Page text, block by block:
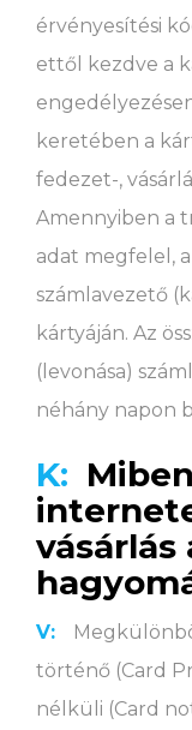
érvényesítési
ettől kezdve a
keretében a
fedezet-,
Amennyiben a
adat megfelel,
számlavezető
kártyáján. Az
(levonása)
néhány napon
K:
vásárlás
V:
történő (Card
nélküli (Card